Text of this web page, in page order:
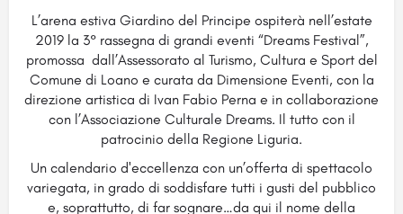
L’arena estiva Giardino del Principe ospiterà nell’estate
2019 la 3° rassegna di grandi eventi “Dreams Festival”,
promossa dall’Assessorato al Turismo, Cultura e Sport del
Comune di Loano e curata da Dimensione Eventi, con la
direzione artistica di Ivan Fabio Perna e in collaborazione
con l’Associazione Culturale Dreams. Il tutto con il
patrocinio della Regione Liguria.
Un calendario d'eccellenza con un’offerta di spettacolo
variegata, in grado di soddisfare tutti i gusti del pubblico
e, soprattutto, di far sognare…da qui il nome della